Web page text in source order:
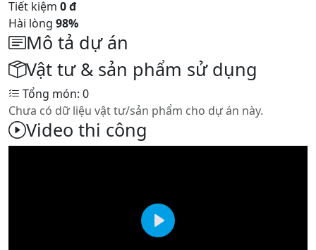
Tiết kiệm 0 đ
Hài lòng 98%
Mô tả dự án
Vật tư & sản phẩm sử dụng
Tổng món: 0
Chưa có dữ liệu vật tư/sản phẩm cho dự án này.
Video thi công
Play